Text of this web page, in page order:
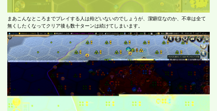
まあこんなところまでプレイする人は殆どいないのでしょうが、潔癖症なのか、不幸は全て
無くしたくなってクリア後も数十ターンは続けてしまいます。